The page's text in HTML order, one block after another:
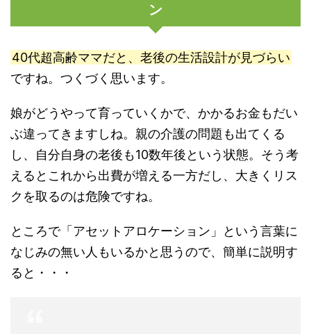
ン
40代超高齢ママだと、老後の生活設計が見づらい
ですね。つくづく思います。
娘がどうやって育っていくかで、かかるお金もだい
ぶ違ってきますしね。親の介護の問題も出てくる
し、自分自身の老後も10数年後という状態。そう考
えるとこれから出費が増える一方だし、大きくリス
クを取るのは危険ですね。
ところで「アセットアロケーション」という言葉に
なじみの無い人もいるかと思うので、簡単に説明す
ると・・・